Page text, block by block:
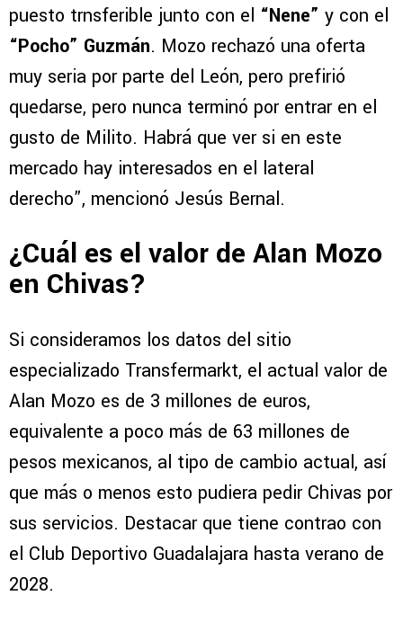
puesto trnsferible junto con el “Nene” y con el
“Pocho” Guzmán. Mozo rechazó una oferta
muy seria por parte del León, pero prefirió
quedarse, pero nunca terminó por entrar en el
gusto de Milito. Habrá que ver si en este
mercado hay interesados en el lateral
derecho”, mencionó Jesús Bernal.
¿Cuál es el valor de Alan Mozo
en Chivas?
Si consideramos los datos del sitio
especializado Transfermarkt, el actual valor de
Alan Mozo es de 3 millones de euros,
equivalente a poco más de 63 millones de
pesos mexicanos, al tipo de cambio actual, así
que más o menos esto pudiera pedir Chivas por
sus servicios. Destacar que tiene contrao con
el Club Deportivo Guadalajara hasta verano de
2028.